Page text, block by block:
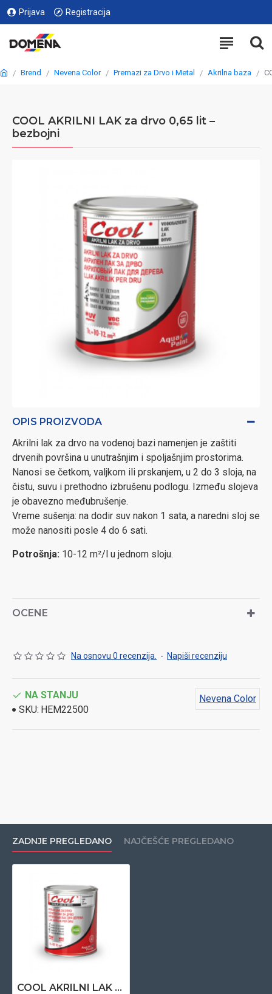
Prijava Registracija
Brend Nevena Color Premazi za Drvo i Metal Akrilna baza
COOL AKRILNI LAK za drvo 0,65 lit –
bezbojni
OPIS PROIZVODA
Akrilni lak za drvo na vodenoj bazi namenjen je zaštiti
drvenih površina u unutrašnjim i spoljašnjim prostorima.
Nanosi se četkom, valjkom ili prskanjem, u 2 do 3 sloja, na
čistu, suvu i prethodno izbrušenu podlogu. Između slojeva
je obavezno međubrušenje.
Vreme sušenja: na dodir suv nakon 1 sata, a naredni sloj se
može nanositi posle 4 do 6 sati.
Potrošnja: 10-12 m²/l u jednom sloju.
OCENE
Na osnovu 0 recenzija. - Napiši recenziju
NA STANJU
SKU: HEM22500
Nevena Color
ZADNJE PREGLEDANO NAJČEŠĆE PREGLEDANO
COOL AKRILNI LAK za drvo 0,65 lit – bezbojni